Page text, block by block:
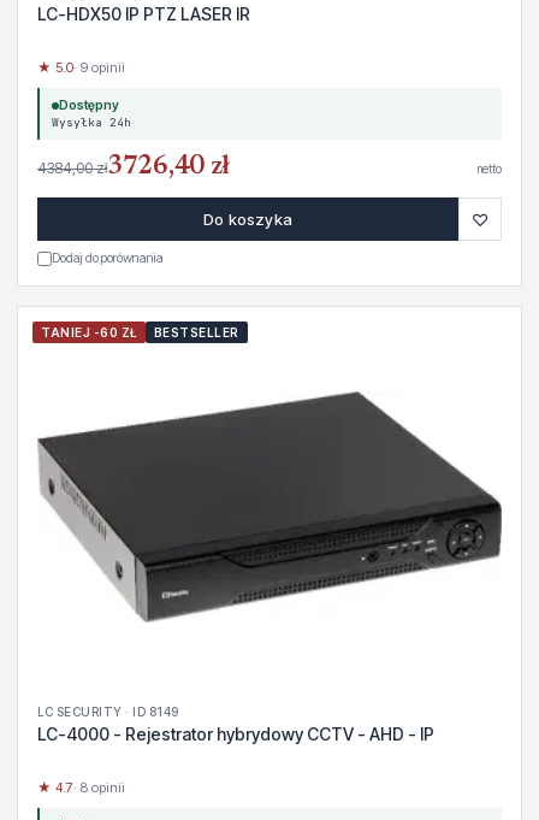
LC-HDX50 IP PTZ LASER IR
★ 5.0· 9 opinii
Dostępny
Wysyłka 24h
4384,00 zł3726,40 zł netto
Do koszyka ♡
Dodaj do porównania
TANIEJ -60 ZŁ BESTSELLER
LC SECURITY · ID 8149
LC-4000 - Rejestrator hybrydowy CCTV - AHD - IP
★ 4.7· 8 opinii